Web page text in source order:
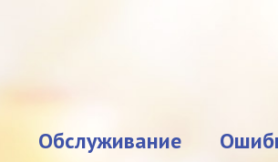
Обслуживание